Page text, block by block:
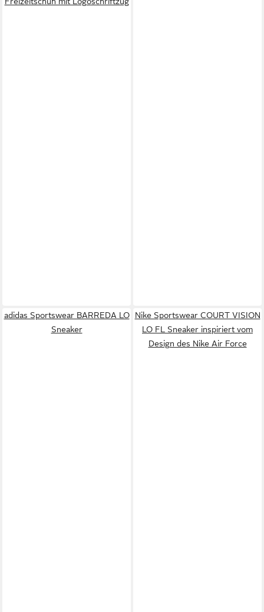
adidas Sportswear BARREDA LO
Sneaker
Nike Sportswear COURT VISION
LO FL Sneaker inspiriert vom
Design des Nike Air Force